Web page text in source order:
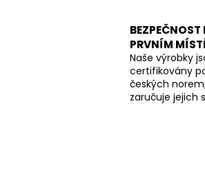
BEZPEČNOST
PRVNÍM
Naše výrobky
certifikovány
českých
zaručuje jejich